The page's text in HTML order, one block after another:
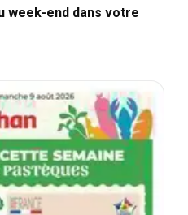
week-end dans votre